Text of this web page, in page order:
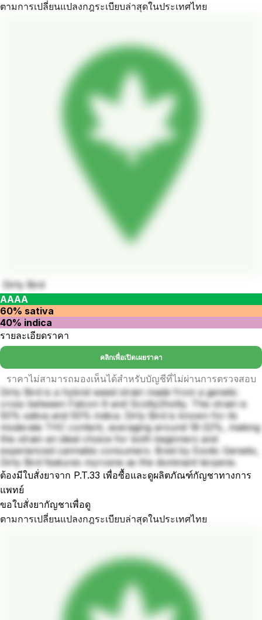
ตามการเปลี่ยนแปลงกฎระเบียบล่าสุดในประเทศไทย
Dirty Bird
AAAA
60% sativa
40% indica
รายละเอียดราคา
คลิกเพื่อเปิดเผยราคา
ราคาไม่สามารถมองเห็นได้สำหรับบัญชีที่ไม่ผ่านการตรวจสอบ
Dirty Bird is a hybrid weed strain made from a genetic
cross between Falcon 9 and Scotty2hotty. This strain is
50% sativa and 50% indica. Dirty Bird is known for its
moderate THC content, averaging around 18-22%, making
this strain an ideal choice for both beginners and
experienced cannabis consumers. Bred by Exotic Genetix,
Dirty Bird features myrcene as the dominant terpene.
ต้องมีใบสั่งยาจาก P.T.33 เพื่อซื้อและดูผลิตภัณฑ์กัญชาทางการ
แพทย์
ขอใบสั่งยากัญชาเพื่อดู
ตามการเปลี่ยนแปลงกฎระเบียบล่าสุดในประเทศไทย